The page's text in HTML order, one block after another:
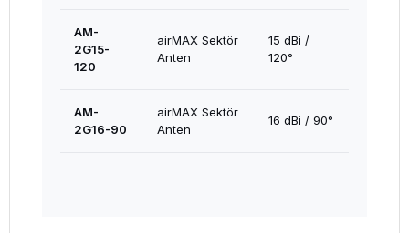
AM-
2G15-
120
airMAX Sektör
Anten
15 dBi /
120°
AM-
2G16-90
airMAX Sektör
Anten
16 dBi / 90°